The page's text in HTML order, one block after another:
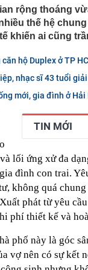
rộng thoáng
thế hệ
khiến ai cũng
hộ Duplex ở TP
nhạc sĩ 43 tuổi
mới, gia đình ở
TIN MỚI
lối ứng xử đa
đình con trai.
không quá
phát từ yêu
phí thiết kế và
phố này là góc
vợ nên có sự